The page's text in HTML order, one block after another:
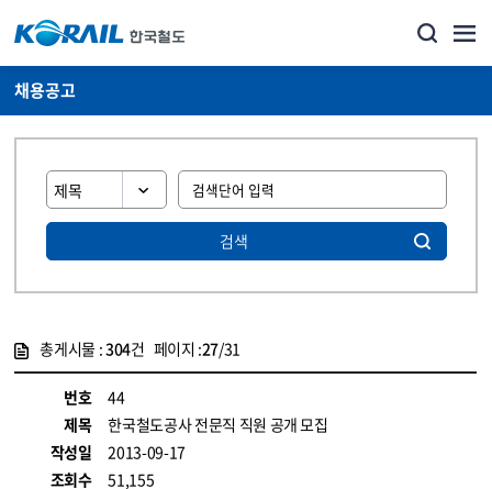
채용공고
검색
총게시물 :304건 페이지 :27/31
번호
44
제목
한국철도공사 전문직 직원 공개 모집
작성일
2013-09-17
조회수
51,155